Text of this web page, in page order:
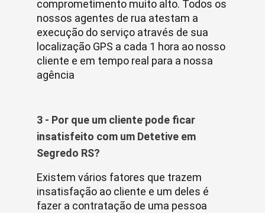
comprometimento muito alto. Todos os
nossos agentes de rua atestam a
execução do serviço através de sua
localização GPS a cada 1 hora ao nosso
cliente e em tempo real para a nossa
agência
3 - Por que um cliente pode ficar
insatisfeito com um Detetive em
Segredo RS?
Existem vários fatores que trazem
insatisfação ao cliente e um deles é
fazer a contratação de uma pessoa